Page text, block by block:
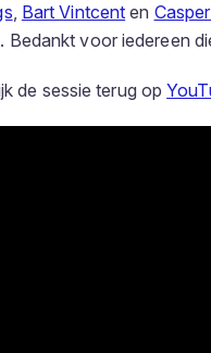
, Bart Vintcent en
Bedankt voor iedereen
de sessie terug op